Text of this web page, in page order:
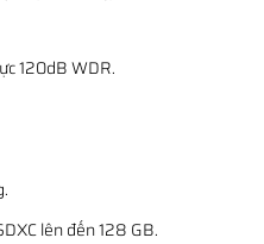
120dB WDR.
lên đến 128 GB.